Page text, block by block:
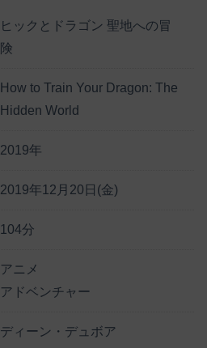
ヒックとドラゴン 聖地への冒
険
How to Train Your Dragon: The
Hidden World
2019年
2019年12月20日(金)
104分
アニメ
アドベンチャー
ディーン・デュボア